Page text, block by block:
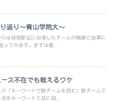
返り～青山学院大～
は箱根駅伝に出場したチームの戦略と結果に
ってみます。まずは優...
ース不在でも戦えるワケ
「キーワードで新チームを読む」新チームと
をキーワードと共に紹...